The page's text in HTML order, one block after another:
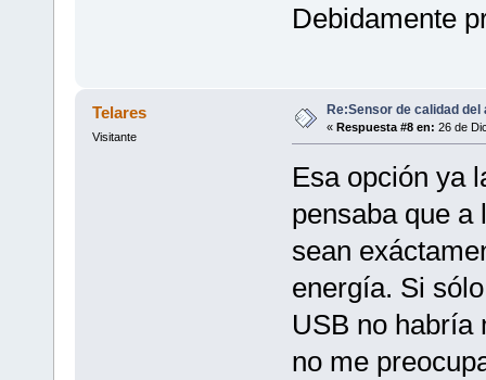
Debidamente
Telares
Visitante
Re:Sensor de calidad del
« Respuesta #8 en: 26 de
Esa opción ya
pensaba que a
sean
energía. Si
USB no habría
no me